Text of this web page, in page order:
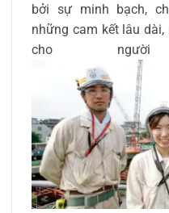
bởi sự minh bạch,
những cam kết lâu
cho